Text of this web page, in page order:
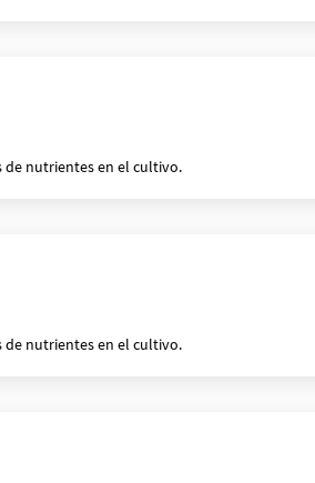
de nutrientes en el cultivo.
de nutrientes en el cultivo.